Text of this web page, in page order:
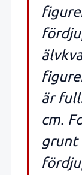
är
cm.
grunt